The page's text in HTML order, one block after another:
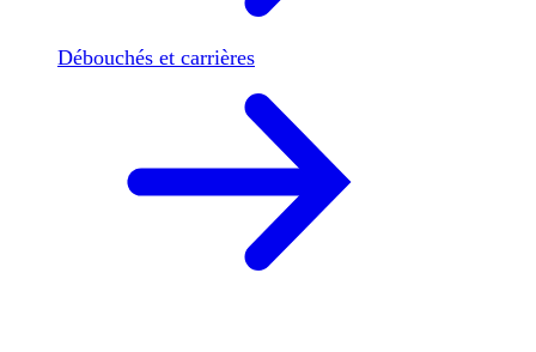
Débouchés et carrières